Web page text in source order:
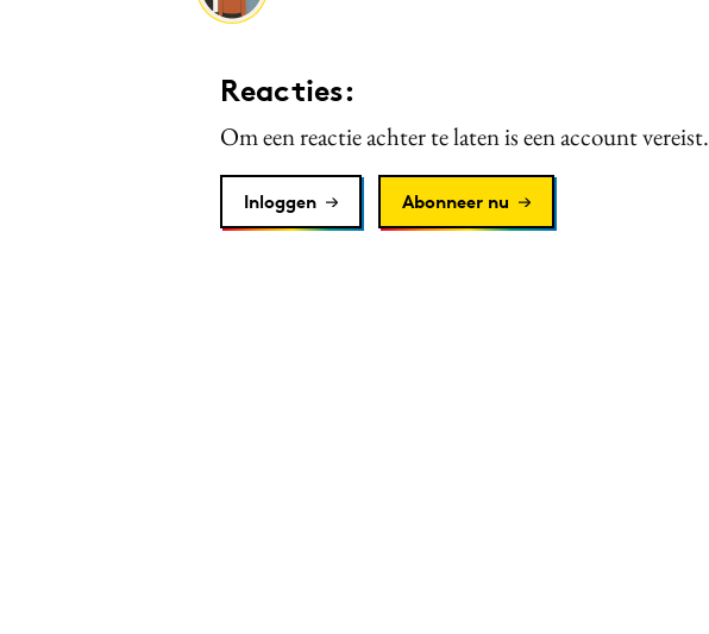
Reacties:
Om een reactie achter te laten is een account vereist.
Inloggen Abonneer nu